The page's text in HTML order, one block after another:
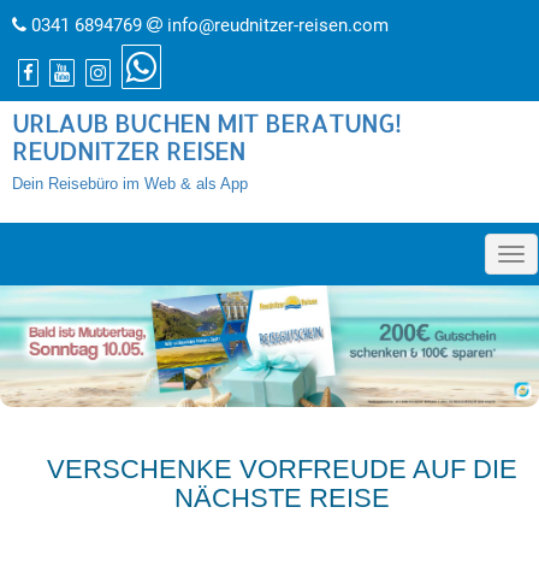
0341 6894769 info@reudnitzer-reisen.com
URLAUB BUCHEN MIT BERATUNG!
REUDNITZER REISEN
Dein Reisebüro im Web & als App
»
VERSCHENKE VORFREUDE AUF DIE
NÄCHSTE REISE